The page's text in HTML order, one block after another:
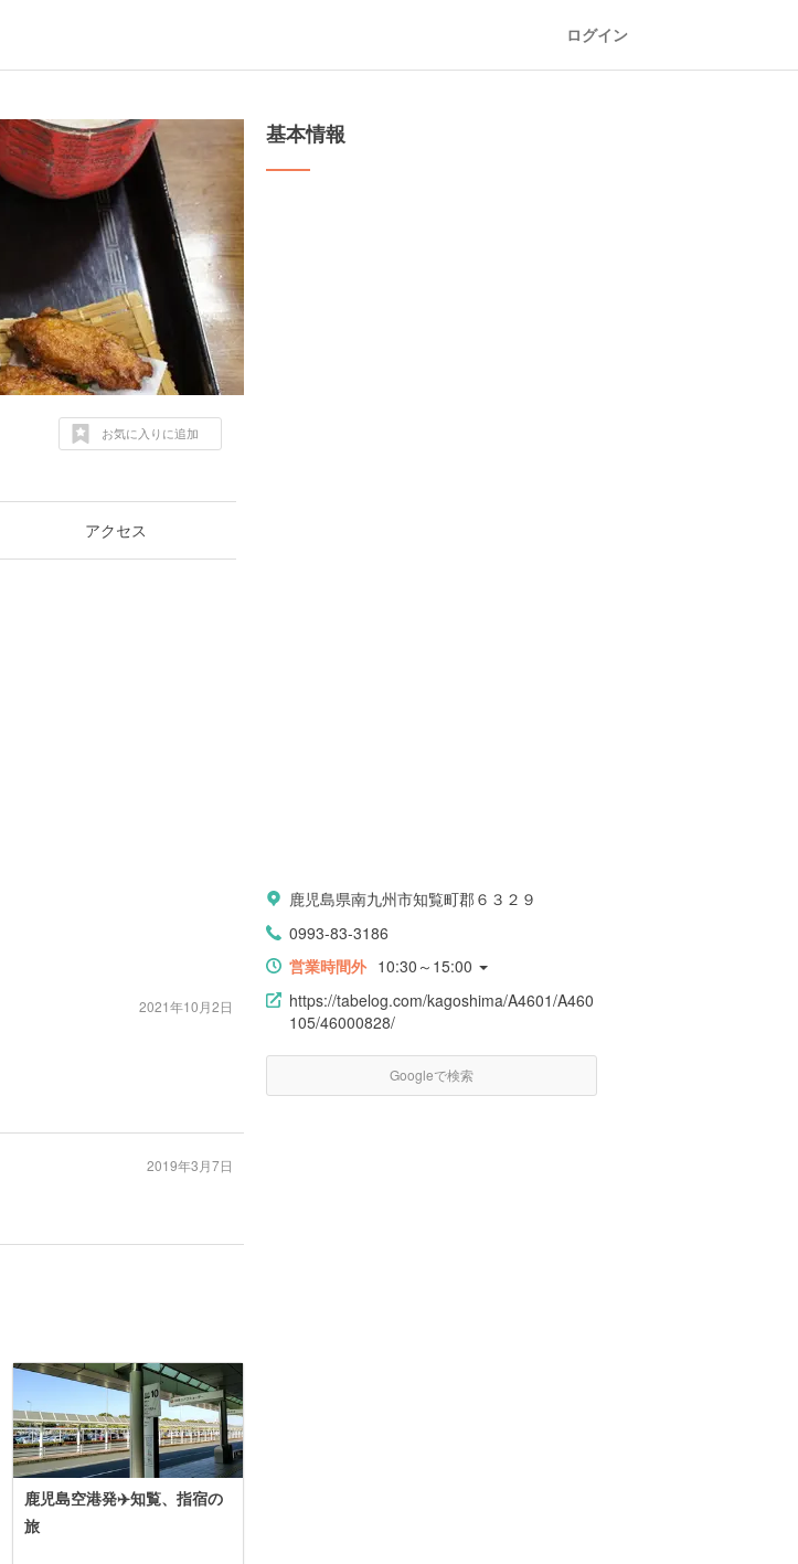
ログイン
お気に入りに追加
アクセス
2021年10月2日
2019年3月7日
鹿児島空港発✈️知覧、指宿の
旅
基本情報
鹿児島県南九州市知覧町郡６３２９
0993-83-3186
営業時間外 10:30～15:00
https://tabelog.com/kagoshima/A4601/A460
105/46000828/
Googleで検索